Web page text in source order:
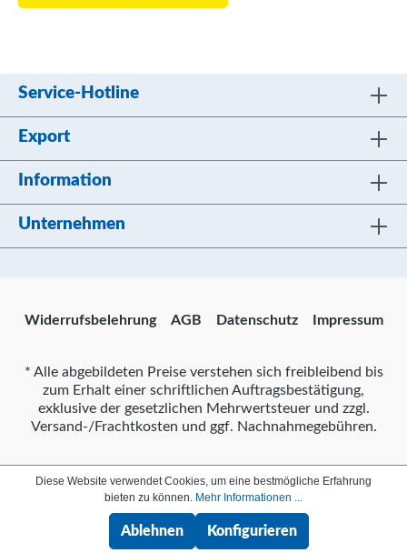
Service-Hotline
Export
Information
Unternehmen
Widerrufsbelehrung AGB Datenschutz Impressum
* Alle abgebildeten Preise verstehen sich freibleibend bis
zum Erhalt einer schriftlichen Auftragsbestätigung,
exklusive der gesetzlichen Mehrwertsteuer und zzgl.
Versand-/Frachtkosten und ggf. Nachnahmegebühren.
Diese Website verwendet Cookies, um eine bestmögliche Erfahrung
bieten zu können. Mehr Informationen ...
Ablehnen Konfigurieren